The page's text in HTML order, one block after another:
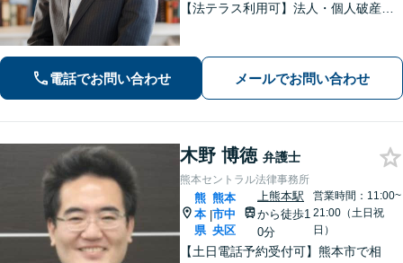
【法テラス利用可】法人・個人破産申
対応でスムーズに解決できるよう尽力
電話でお問い合わせ メールでお問い合わせ
木野 博徳 弁護士
熊本セントラル法律事務所
熊
本
県
|
熊本
市中
央区
上熊本駅
から徒歩1
0分
営業時間：11:00~
21:00（土日祝
日）
【土日電話予約受付可】熊本市で相